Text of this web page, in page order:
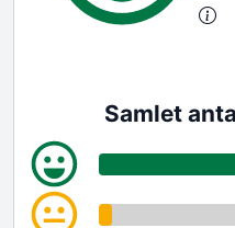
Samlet